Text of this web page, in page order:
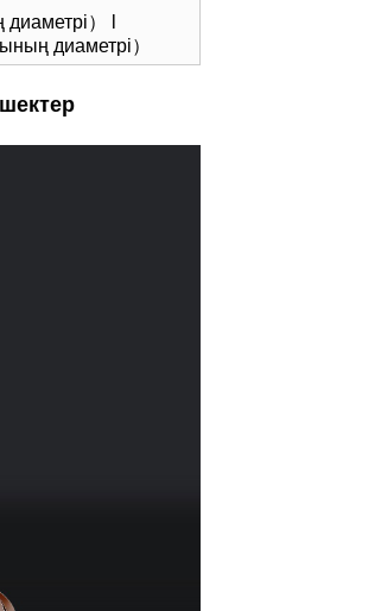
） l
диаметрі）